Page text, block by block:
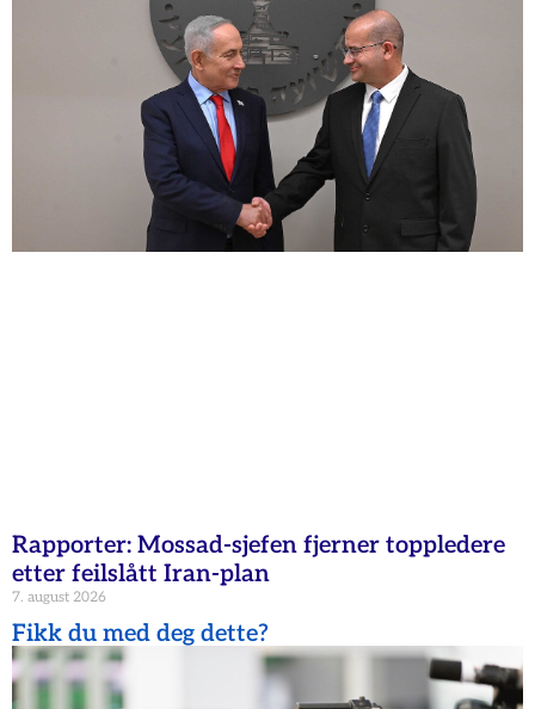
Rapporter: Mossad-sjefen fjerner toppledere
etter feilslått Iran-plan
7. august 2026
Fikk du med deg dette?